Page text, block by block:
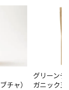
チャ）
グリーンテ
ガニック